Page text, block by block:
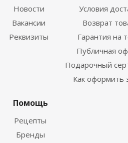
Новости
Вакансии
Реквизиты
Условия
Возврат
Гарантия на
Публичная
Подарочный
Как оформить
Помощь
Рецепты
Бренды